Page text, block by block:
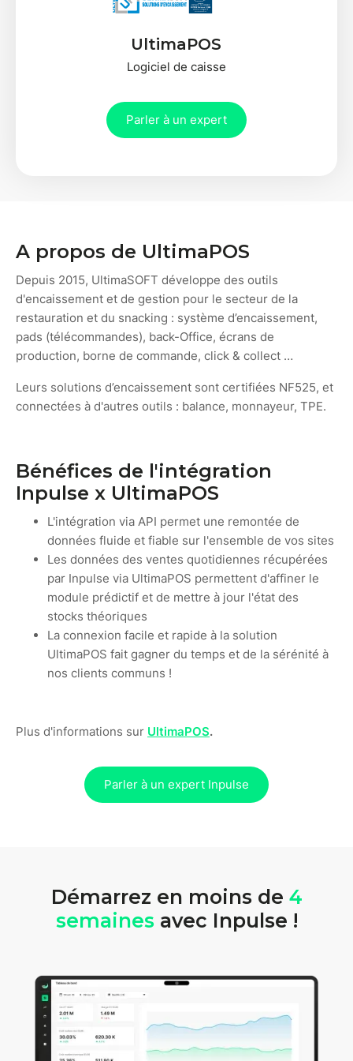
UltimaPOS
Logiciel de caisse
Parler à un expert
A propos de UltimaPOS
Depuis 2015, UltimaSOFT développe des outils
d'encaissement et de gestion pour le secteur de la
restauration et du snacking : système d’encaissement,
pads (télécommandes), back-Office, écrans de
production, borne de commande, click & collect …
Leurs solutions d’encaissement sont certifiées NF525, et
connectées à d'autres outils : balance, monnayeur, TPE.
Bénéfices de l'intégration
Inpulse x UltimaPOS
L'intégration via API permet une remontée de
données fluide et fiable sur l'ensemble de vos sites
Les données des ventes quotidiennes récupérées
par Inpulse via UltimaPOS permettent d'affiner le
module prédictif et de mettre à jour l'état des
stocks théoriques
La connexion facile et rapide à la solution
UltimaPOS fait gagner du temps et de la sérénité à
nos clients communs !
Plus d'informations sur UltimaPOS.
Parler à un expert Inpulse
Démarrez en moins de 4
semainesavec Inpulse !